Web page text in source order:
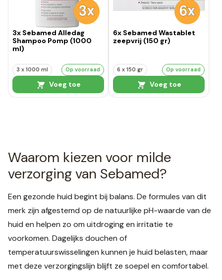
3x Sebamed Alledag
Shampoo Pomp (1000
ml)
3 x 1000 ml Op voorraad
Voeg toe
6x Sebamed Wastablet
zeepvrij (150 gr)
6 x 150 gr Op voorraad
Voeg toe
Waarom kiezen voor milde
verzorging van Sebamed?
Een gezonde huid begint bij balans. De formules van dit
merk zijn afgestemd op de natuurlijke pH-waarde van de
huid en helpen zo om uitdroging en irritatie te
voorkomen. Dagelijks douchen of
temperatuurswisselingen kunnen je huid belasten, maar
met deze verzorgingslijn blijft ze soepel en comfortabel.